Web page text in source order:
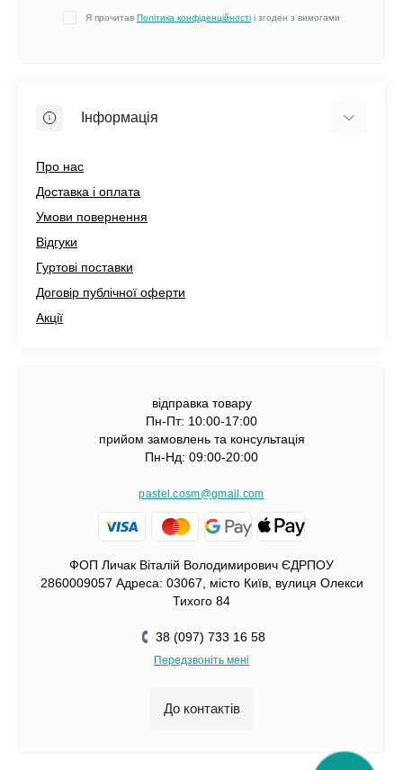
Я прочитав Політика конфіденційності і згоден з вимогами
Інформація
Про нас
Доставка і оплата
Умови повернення
Відгуки
Гуртові поставки
Договір публічної оферти
Акції
відправка товару
Пн-Пт: 10:00-17:00
прийом замовлень та консультація
Пн-Нд: 09:00-20:00
pastel.cosm@gmail.com
ФОП Личак Віталій Володимирович ЄДРПОУ
2860009057 Адреса: 03067, місто Київ, вулиця Олекси
Тихого 84
38 (097) 733 16 58
Передзвоніть мені
До контактів